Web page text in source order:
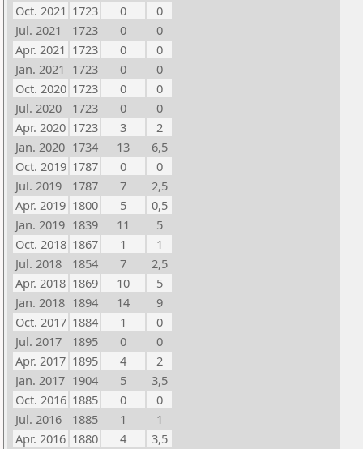
Oct. 2021 1723 0
0
Jul. 2021
1723 0
0
Apr. 2021 1723 0
0
Jan. 2021 1723 0
0
Oct. 2020 1723 0
0
Jul. 2020
1723 0
0
Apr. 2020 1723 3
2
Jan. 2020 1734 13
6,5
Oct. 2019 1787 0
0
Jul. 2019
1787 7
2,5
Apr. 2019 1800 5
0,5
Jan. 2019 1839 11
5
Oct. 2018 1867 1
1
Jul. 2018
1854 7
2,5
Apr. 2018 1869 10
5
Jan. 2018 1894 14
9
Oct. 2017 1884 1
0
Jul. 2017
1895 0
0
Apr. 2017 1895 4
2
Jan. 2017 1904 5
3,5
Oct. 2016 1885 0
0
Jul. 2016
1885 1
1
Apr. 2016 1880 4
3,5